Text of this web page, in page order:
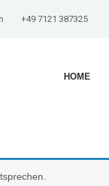
+49 7121 387325
HOME